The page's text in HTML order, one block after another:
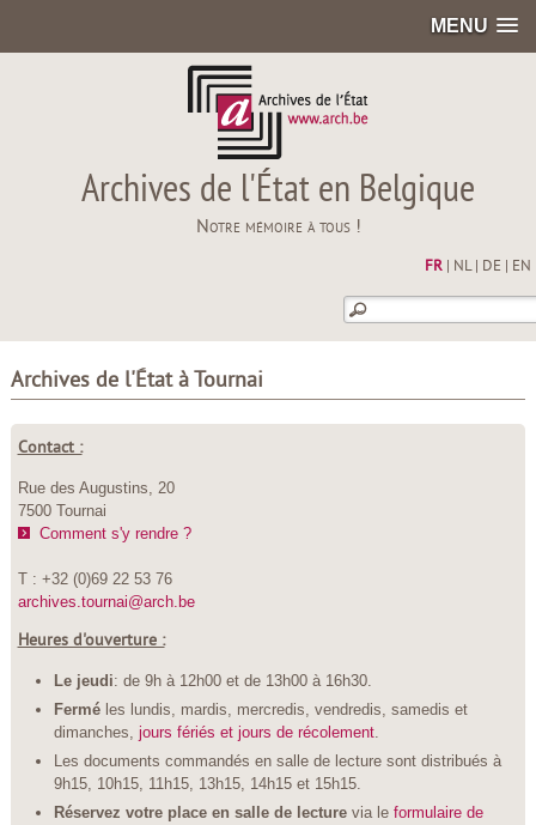
MENU
Archives de l'État en Belgique
Notre mémoire à tous !
FR| NL| DE EN
Archives de l'État à Tournai
Contact :
Rue des Augustins, 20
7500 Tournai
Comment s'y rendre ?
T : +32 (0)69 22 53 76
archives.tournai@arch.be
Heures d'ouverture :
Le jeudi: de 9h à 12h00 et de 13h00 à 16h30.
Ferméles lundis, mardis, mercredis, vendredis, samedis et
dimanches, jours fériés et jours de récolement.
Les documents commandés en salle de lecture sont distribués à
9h15, 10h15, 11h15, 13h15, 14h15 et 15h15.
Réservez votre place en salle de lecturevia le formulaire de